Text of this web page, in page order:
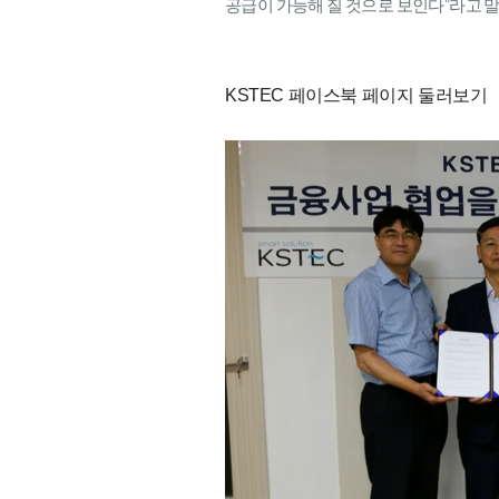
KSTEC 페이스북 페이지 둘러보기